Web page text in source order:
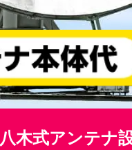
八木式アンテナ